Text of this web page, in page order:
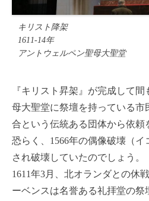
キリスト降架
1611-14年
アントウェルペン聖母大聖堂
『キリスト昇架』が完成して
母大聖堂に祭壇を持っている市
合という伝統ある団体から依頼
恐らく、1566年の偶像破壊（
され破壊していたのでしょう。
1611年3月、北オランダとの休
ーベンスは名誉ある礼拝堂の祭